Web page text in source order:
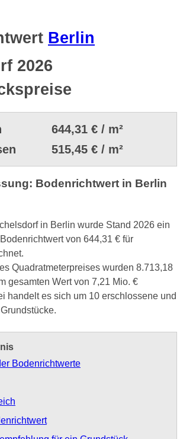
Berlin
2026
644,31 € / m²
515,45 € / m²
Bodenrichtwert in Berlin
in Berlin wurde Stand 2026 ein
von 644,31 € für
Quadratmeterpreises wurden 8.713,18
gesamten Wert von 7,21 Mio. €
handelt es sich um 10 erschlossene und
Bodenrichtwerte